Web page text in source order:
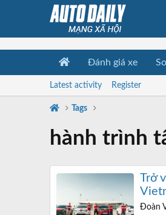
Đánh giá xe
Latest activity Register
Tags
hành trình
Trở
Đoàn